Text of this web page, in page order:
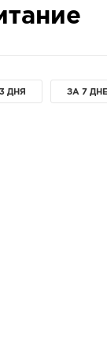
ДНЯ ЗА 7